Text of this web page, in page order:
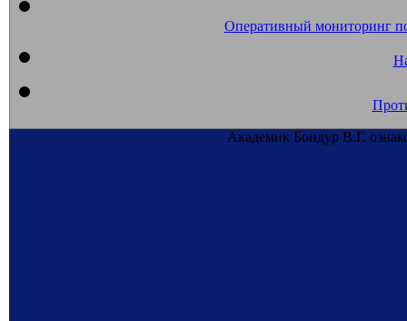
Оперативный мониторинг
Академик Бондур В.Г.